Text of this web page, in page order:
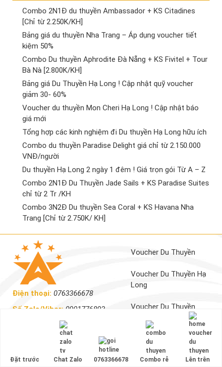
Combo 2N1Đ du thuyền Ambassador + KS Citadines
[Chỉ từ 2.250K/KH]
Bảng giá du thuyền Nha Trang – Áp dụng voucher tiết
kiệm 50%
Combo Du thuyền Aphrodite Đà Nẵng + KS Fivitel + Tour
Bà Nà [2.800K/KH]
Bảng giá Du Thuyền Hạ Long ! Cập nhật quỹ voucher
giảm 30- 60%
Voucher du thuyền Mon Cheri Hạ Long ! Cập nhật báo
giá mới
Tổng hợp các kinh nghiệm đi Du thuyền Hạ Long hữu ích
Combo du thuyền Paradise Delight giá chỉ từ 2.150.000
VNĐ/người
Du thuyền Hạ Long 2 ngày 1 đêm ! Giá trọn gói Từ A – Z
Combo 2N1Đ Du Thuyền Jade Sails + KS Paradise Suites
chỉ từ 2 Tr /KH
Combo 3N2Đ Du thuyền Sea Coral + KS Havana Nha
Trang [Chỉ từ 2.750K/ KH]
Điện thoại: 0763366678
Số Zalo/Viber: 0901776893
TP Hạ Long - Khu
Sun Plaza, Thành phố Hạ
Long, Quảng Ninh, Việt Nam.
Địa chỉ 2 :
TP Hải Phòng -
Voucher Du Thuyền
Voucher Du Thuyền Hạ
Long
Voucher Du Thuyền
Voucher Du Thuyền Phú
Quốc
Đặt trước Chat Zalo 0763366678 Combo rẻ Lên trên